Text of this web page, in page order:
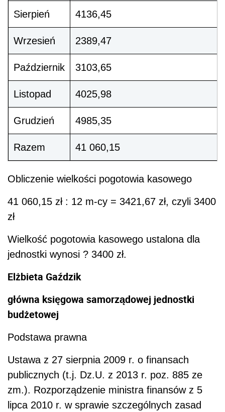
Sierpień 4136,45
Wrzesień 2389,47
Październik 3103,65
Listopad 4025,98
Grudzień 4985,35
Razem 41 060,15
Obliczenie wielkości pogotowia kasowego
41 060,15 zł : 12 m-cy = 3421,67 zł, czyli 3400
zł
Wielkość pogotowia kasowego ustalona dla
jednostki wynosi ? 3400 zł.
Elżbieta Gaździk
główna księgowa samorządowej jednostki
budżetowej
Podstawa prawna
Ustawa z 27 sierpnia 2009 r. o finansach
publicznych (t.j. Dz.U. z 2013 r. poz. 885 ze
zm.). Rozporządzenie ministra finansów z 5
lipca 2010 r. w sprawie szczególnych zasad